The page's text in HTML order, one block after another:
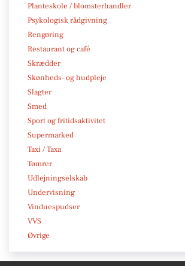
Planteskole / blomsterhandler
Psykologisk rådgivning
Rengøring
Restaurant og café
Skrædder
Skønheds- og hudpleje
Slagter
Smed
Sport og fritidsaktivitet
Supermarked
Taxi / Taxa
Tømrer
Udlejningselskab
Undervisning
Vinduespudser
VVS
Øvrige